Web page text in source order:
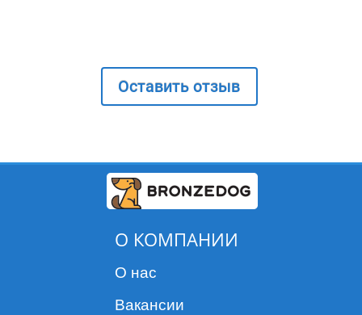
Оставить отзыв
О КОМПАНИИ
О нас
Вакансии